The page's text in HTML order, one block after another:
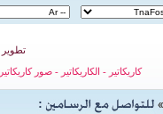
تطوير
كاريكاتير - الكاريكاتير -صور كاريكاتير